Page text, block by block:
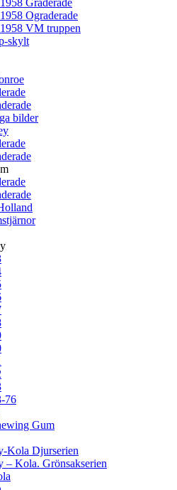
Ograderade
VM truppen
skylt
bilder
76
Gum
Kola Djurserien
– Kola. Grönsakserien